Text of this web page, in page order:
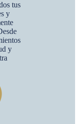
tus
y
y